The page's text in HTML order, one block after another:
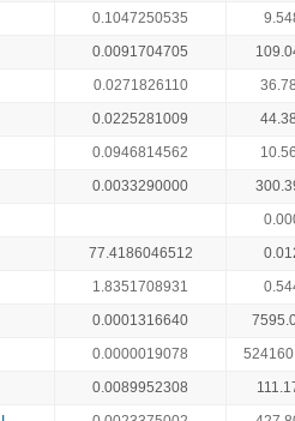
0.1047250535
0.0091704705
0.0271826110
0.0225281009
0.0946814562
0.0033290000
77.4186046512
1.8351708931
0.0001316640
0.0000019078
0.0089952308